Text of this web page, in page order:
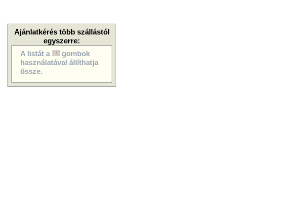
Ajánlatkérés több szállástól
egyszerre:
A listát a
gombok
használatával állíthatja
össze.